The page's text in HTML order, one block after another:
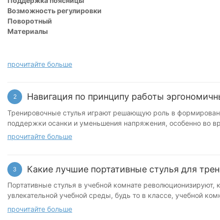
Возможность регулировки
Поворотный
Материалы
прочитайте больше
2 Навигация по принципу работы
Тренировочные стулья играют решающую роль в
поддержки осанки и уменьшения напряжения, особенно во
спинки и достаточные подлощики, вносят значительный
иллюстрирует, как эргономичные тренировочные стулья не
особенности и преимущества эргономичных тренировочных
особенностей и преимуществ: - Поясничная поддержка: Эргономичные стулья предназначены для обеспечения надлежащей поясничной поддержки, которая выравнивает естественную
кривую позвоночника. Эта поддержка снижает давление
соответствии с различными формами тела, что обеспечивает правильную выровнку поясничной области.
и спинка обеспечивает индивидуальную посадку,
прочитайте больше
3 Какие лучшие портативные стулья для
Портативные стулья в учебной комнате
увлекательной учебной среды, будь то в классе, учебной
долговечности и простоте настройки. Интегрируя
занимаются ли студенты сложные предметы или готовится
прочитайте больше